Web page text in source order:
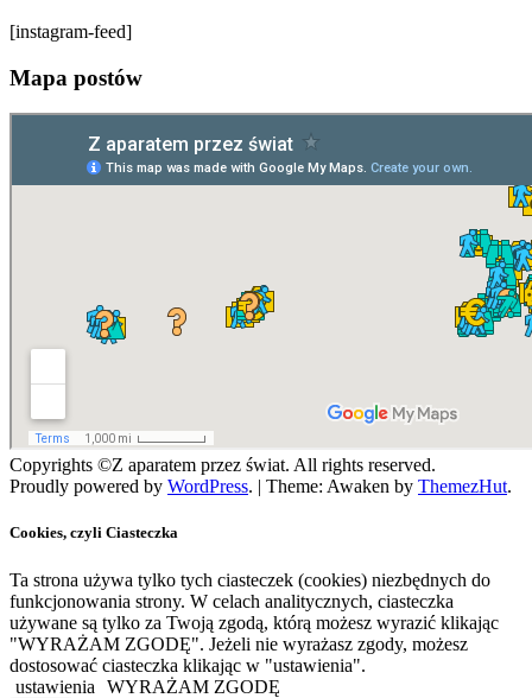
[instagram-feed]
Mapa postów
Copyrights ©Z aparatem przez świat. All rights reserved.
Proudly powered by WordPress. | Theme: Awaken by ThemezHut.
Cookies, czyli Ciasteczka
Ta strona używa tylko tych ciasteczek (cookies) niezbędnych do
funkcjonowania strony. W celach analitycznych, ciasteczka
używane są tylko za Twoją zgodą, którą możesz wyrazić klikając
"WYRAŻAM ZGODĘ". Jeżeli nie wyrażasz zgody, możesz
dostosować ciasteczka klikając w "ustawienia".
ustawienia
WYRAŻAM ZGODĘ